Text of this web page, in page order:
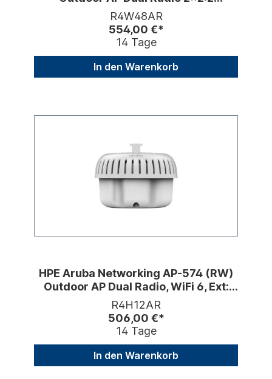
802.11ax Int. Ant.
R4W48AR
554,00 €*
14 Tage
In den Warenkorb
HPE Aruba Networking AP-574 (RW)
Outdoor AP Dual Radio, WiFi 6, Ext:
Ant.
R4H12AR
506,00 €*
14 Tage
In den Warenkorb